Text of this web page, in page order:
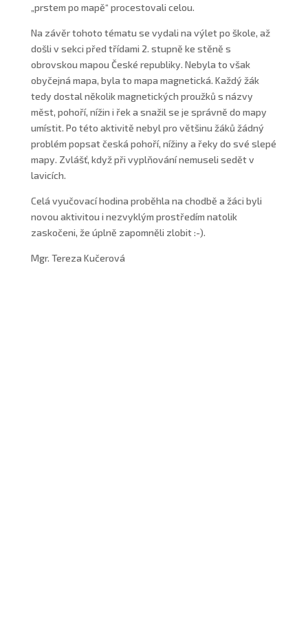
„prstem po mapě“ procestovali celou.
Na závěr tohoto tématu se vydali na výlet po škole, až
došli v sekci před třídami 2. stupně ke stěně s
obrovskou mapou České republiky. Nebyla to však
obyčejná mapa, byla to mapa magnetická. Každý žák
tedy dostal několik magnetických proužků s názvy
měst, pohoří, nížin i řek a snažil se je správně do mapy
umístit. Po této aktivitě nebyl pro většinu žáků žádný
problém popsat česká pohoří, nížiny a řeky do své slepé
mapy. Zvlášť, když při vyplňování nemuseli sedět v
lavicích.
Celá vyučovací hodina proběhla na chodbě a žáci byli
novou aktivitou i nezvyklým prostředím natolik
zaskočeni, že úplně zapomněli zlobit :-).
Mgr. Tereza Kučerová